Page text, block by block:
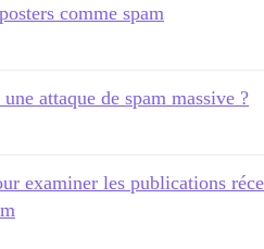
comme spam
attaque de spam massive ?
examiner les publications